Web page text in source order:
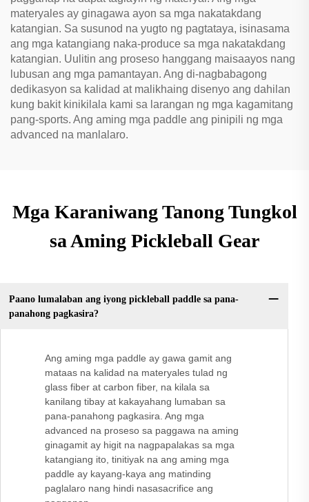
materyales ay ginagawa ayon sa mga nakatakdang
katangian. Sa susunod na yugto ng pagtataya, isinasama
ang mga katangiang naka-produce sa mga nakatakdang
katangian. Uulitin ang proseso hanggang maisaayos nang
lubusan ang mga pamantayan. Ang di-nagbabagong
dedikasyon sa kalidad at malikhaing disenyo ang dahilan
kung bakit kinikilala kami sa larangan ng mga kagamitang
pang-sports. Ang aming mga paddle ang pinipili ng mga
advanced na manlalaro.
Mga Karaniwang Tanong Tungkol
sa Aming Pickleball Gear
Paano lumalaban ang iyong pickleball paddle sa pana-
panahong pagkasira?
Ang aming mga paddle ay gawa gamit ang
mataas na kalidad na materyales tulad ng
glass fiber at carbon fiber, na kilala sa
kanilang tibay at kakayahang lumaban sa
pana-panahong pagkasira. Ang mga
advanced na proseso sa paggawa na aming
ginagamit ay higit na nagpapalakas sa mga
katangiang ito, tinitiyak na ang aming mga
paddle ay kayang-kaya ang matinding
paglalaro nang hindi nasasacrifice ang